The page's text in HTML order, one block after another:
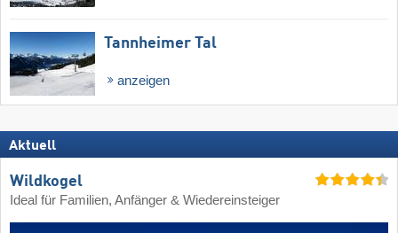
Tannheimer Tal
anzeigen
Aktuell
Wildkogel
Ideal für Familien, Anfänger & Wiedereinsteiger